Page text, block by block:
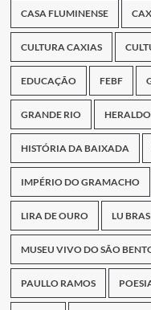
CASA FLUMINENSE
CULTURA CAXIAS
EDUCAÇÃO FEBF
GRANDE RIO
HISTÓRIA DA BAIXADA
IMPÉRIO DO GRAMACHO
LIRA DE OURO LU
MUSEU VIVO DO SÃO
PAULLO RAMOS